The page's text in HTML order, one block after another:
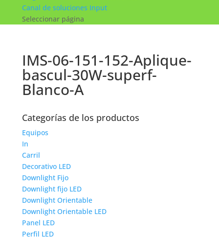
Canal de soluciones Input
Seleccionar página
IMS-06-151-152-Aplique-
bascul-30W-superf-
Blanco-A
Categorías de los productos
Equipos
In
Carril
Decorativo LED
Downlight Fijo
Downlight fijo LED
Downlight Orientable
Downlight Orientable LED
Panel LED
Perfil LED